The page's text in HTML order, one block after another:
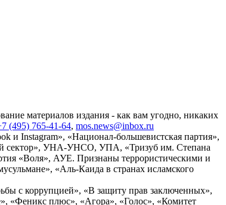
материалов издания - как вам угодно, никаких
(495) 765-41-64, mos.news@inbox.ru
и Instagram», «Национал-большевистская партия»,
сектор», УНА-УНСО, УПА, «Тризуб им. Степана
«Воля», АУЕ. Признаны террористическими и
«Аль-Каида в странах исламского
с коррупцией», «В защиту прав заключенных»,
«Феникс плюс», «Агора», «Голос», «Комитет